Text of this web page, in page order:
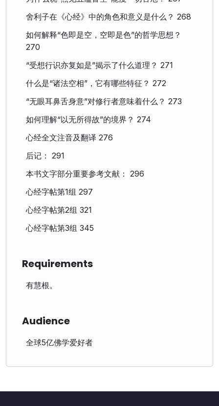
舍利子在《心经》中的角色和意义是什么？ 268
如何解释“色即是空，空即是色”的哲学思想？
270
“受想行识亦复如是”揭示了什么道理？ 271
什么是“诸法空相”，它有哪些特征？ 272
“无眼耳鼻舌身意”对修行者意味着什么？ 273
如何理解“以无所得故”的境界？ 274
心经全文注音及翻译 276
后记： 291
本书文字部分重要参考文献： 296
心经字帖第1组 297
心经字帖第2组 321
心经字帖第3组 345
Requirements
有慧根。
Audience
全球5亿佛学爱好者